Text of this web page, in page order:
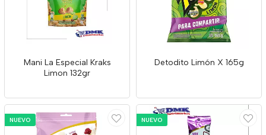
Mani La Especial Kraks
Limon 132gr
Detodito Limón X 165g
NUEVO NUEVO